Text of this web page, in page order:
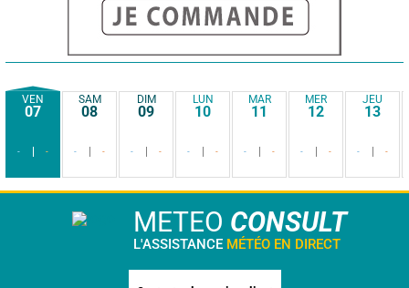
VEN
07
- -
SAM
08
- -
DIM
09
- -
LUN
10
- -
MAR
11
- -
MER
12
- -
JEU
13
- -
METEO CONSULT
L'ASSISTANCE MÉTÉO EN DIRECT